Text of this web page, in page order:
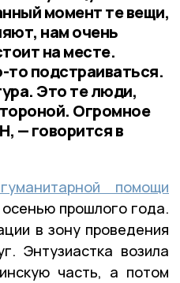
момент те вещи,
нам очень
на месте.
то подстраиваться.
Это те люди,
Огромное
— говорится в
помощи
прошлого года.
в зону проведения
Энтузиастка возила
часть, а потом